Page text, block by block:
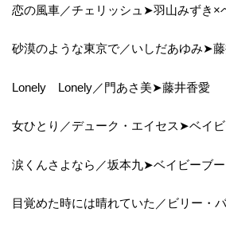
恋の風車／チェリッシュ➤羽山みずき×
砂漠のような東京で／いしだあゆみ➤
Lonely Lonely／門あさ美➤藤井香愛
女ひとり／デューク・エイセス➤ベイ
涙くんさよなら／坂本九➤ベイビーブー
目覚めた時には晴れていた／ビリー・